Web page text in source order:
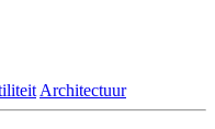
Architectuur